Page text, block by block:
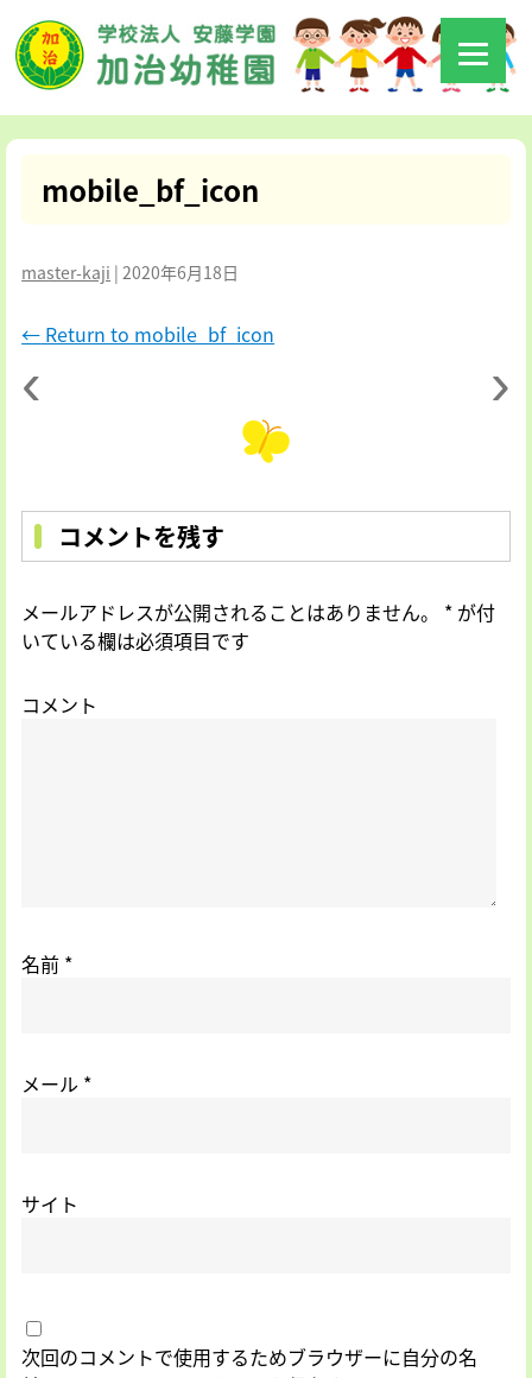
mobile_bf_icon
master-kaji |2020年6月18日
← Return to mobile_bf_icon
‹ ›
コメントを残す
メールアドレスが公開されることはありません。 * が付
いている欄は必須項目です
コメント
名前 *
メール *
サイト
次回のコメントで使用するためブラウザーに自分の名